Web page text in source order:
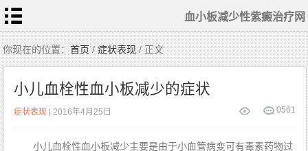
血小板减少性紫癜治疗网
首
页
血
小
板
常
识
相
关
检
查
症
状
你现在的位置：首页/症状表现/ 正文
小儿血栓性血小板减少的症状
561
0
症状表现 | 2016年4月25日
小儿血栓性血小板减少主要是由于小血管病变可有毒素药物过